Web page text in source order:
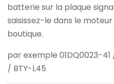
batterie sur la plaque
saisissez-le dans le
boutique.
par exemple 01DQ0023-
/ BTY-L45